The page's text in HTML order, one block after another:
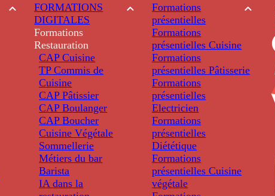
FORMATIONS
DIGITALES
Formations
Restauration
CAP Cuisine
TP Commis de
Cuisine
CAP Pâtissier
CAP Boulanger
CAP Boucher
Cuisine Végétale
Sommellerie
Métiers du bar
Barista
IA dans la
Formations
présentielles
Formations
présentielles Cuisine
Formations
présentielles Pâtisserie
Formations
présentielles
Electricien
Formations
présentielles
Diététique
Formations
présentielles Cuisine
végétale